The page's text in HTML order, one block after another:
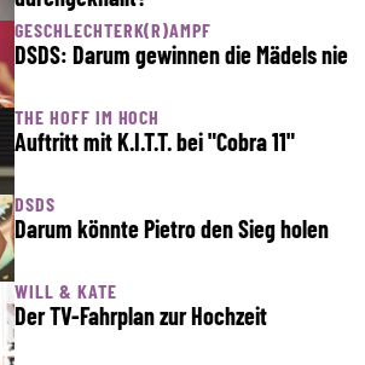
GESCHLECHTERK(R)AMPF
DSDS: Darum gewinnen die Mädels nie
THE HOFF IM HOCH
Auftritt mit K.I.T.T. bei "Cobra 11"
DSDS
Darum könnte Pietro den Sieg holen
WILL & KATE
Der TV-Fahrplan zur Hochzeit